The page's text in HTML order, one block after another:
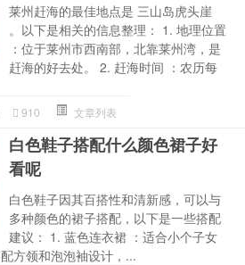
莱州赶海的最佳地点是 三山岛虎头崖
。以下是相关的信息整理： 1. 地理位置
：位于莱州市西南部，北靠莱州湾，是
赶海的好去处。 2. 赶海时间 ：农历每
910 文章列表
白色鞋子搭配什么颜色裙子好
看呢
白色鞋子因其百搭性和清新感，可以与
多种颜色的裙子搭配，以下是一些搭配
建议： 1. 蓝色连衣裙 ：适合小个子女
方领和泡泡袖设计，...